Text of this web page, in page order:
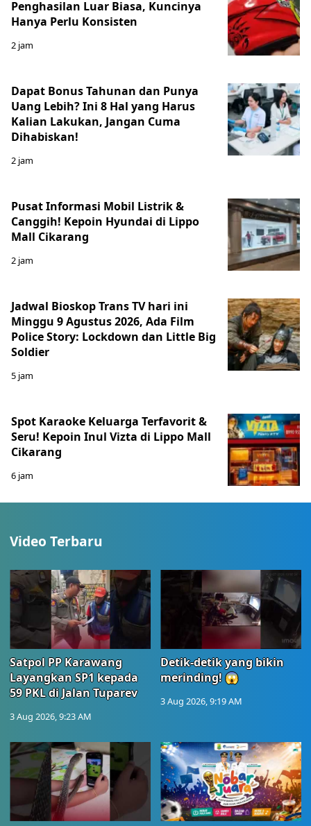
Penghasilan Luar Biasa, Kuncinya
Hanya Perlu Konsisten
2 jam
Dapat Bonus Tahunan dan Punya
Uang Lebih? Ini 8 Hal yang Harus
Kalian Lakukan, Jangan Cuma
Dihabiskan!
2 jam
Pusat Informasi Mobil Listrik &
Canggih! Kepoin Hyundai di Lippo
Mall Cikarang
2 jam
Jadwal Bioskop Trans TV hari ini
Minggu 9 Agustus 2026, Ada Film
Police Story: Lockdown dan Little Big
Soldier
5 jam
Spot Karaoke Keluarga Terfavorit &
Seru! Kepoin Inul Vizta di Lippo Mall
Cikarang
6 jam
Video Terbaru
Satpol PP Karawang
Layangkan SP1 kepada
59 PKL di Jalan Tuparev
3 Aug 2026, 9:23 AM
Detik-detik yang bikin
merinding! 😱
3 Aug 2026, 9:19 AM